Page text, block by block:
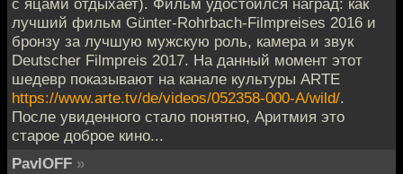
с яцами отдыхает). Фильм удостоился наград: как
лучший фильм Günter-Rohrbach-Filmpreises 2016 и
бронзу за лучшую мужскую роль, камера и звук
Deutscher Filmpreis 2017. На данный момент этот
шедевр показывают на канале культуры ARTE
https://www.arte.tv/de/videos/052358-000-A/wild/.
После увиденного стало понятно, Аритмия это
старое доброе кино...
PavlOFF »